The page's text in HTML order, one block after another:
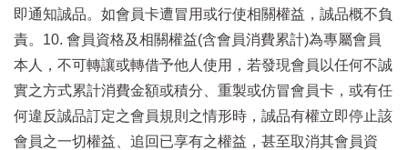
即通知誠品。如會員卡遭冒用或行使相關權益，誠品概不負
責。10. 會員資格及相關權益(含會員消費累計)為專屬會員
本人，不可轉讓或轉借予他人使用，若發現會員以任何不誠
實之方式累計消費金額或積分、重製或仿冒會員卡，或有任
何違反誠品訂定之會員規則之情形時，誠品有權立即停止該
會員之一切權益、追回已享有之權益，甚至取消其會員資